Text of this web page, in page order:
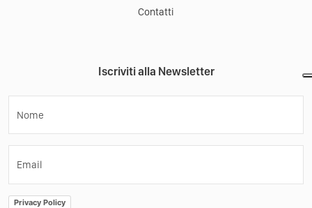
Contatti
Iscriviti alla Newsletter
Nome
Email
Privacy Policy